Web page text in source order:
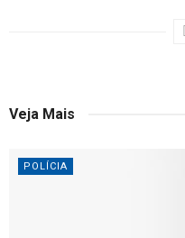
Veja Mais
POLÍCIA